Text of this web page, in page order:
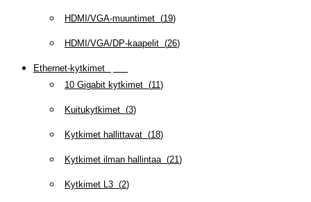
HDMI/VGA-muuntimet (19)
HDMI/VGA/DP-kaapelit (26)
Ethernet-kytkimet
10 Gigabit kytkimet (11)
Kuitukytkimet (3)
Kytkimet hallittavat (18)
Kytkimet ilman hallintaa(21)
Kytkimet L3 (2)